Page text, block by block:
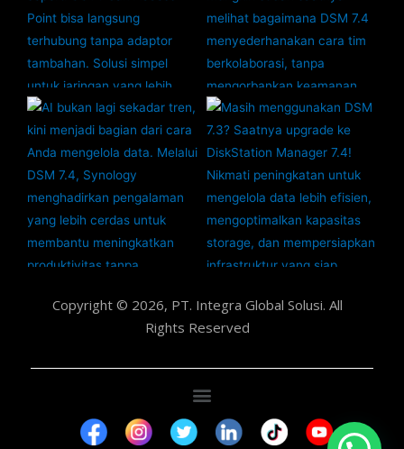
Copyright © 2026, PT. Integra Global Solusi. All
Rights Reserved